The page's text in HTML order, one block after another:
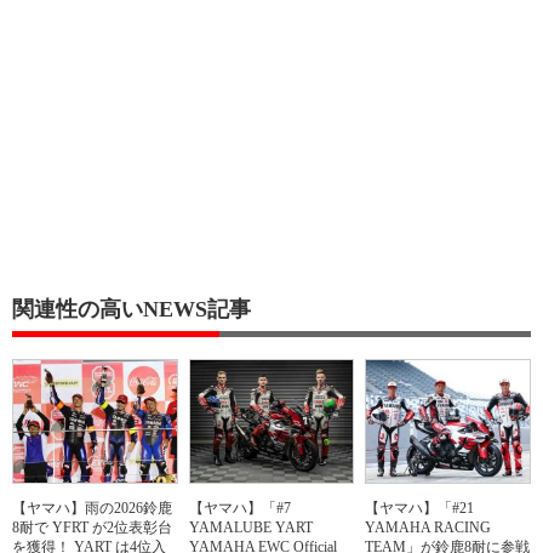
関連性の高いNEWS記事
【ヤマハ】雨の2026鈴鹿
8耐で YFRT が2位表彰台
を獲得！ YART は4位入
【ヤマハ】「#7
YAMALUBE YART
YAMAHA EWC Official
【ヤマハ】「#21
YAMAHA RACING
TEAM」が鈴鹿8耐に参戦